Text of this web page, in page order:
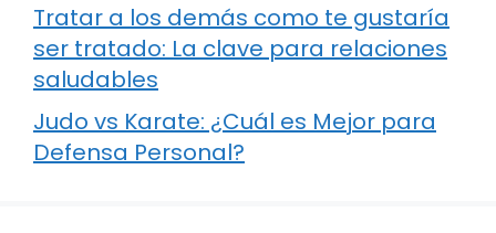
Tratar a los demás como te gustaría
ser tratado: La clave para relaciones
saludables
Judo vs Karate: ¿Cuál es Mejor para
Defensa Personal?